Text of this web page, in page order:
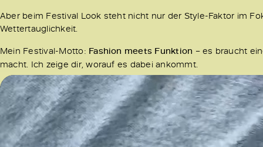
Aber beim Festival Look steht nicht nur der Style-Faktor im
Wettertauglichkeit.
Mein Festival-Motto: Fashion meets Funktion – es braucht
macht. Ich zeige dir, worauf es dabei ankommt.